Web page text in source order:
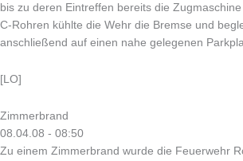
bis zu deren Eintreffen bereits die
C-Rohren kühlte die Wehr die Bremse und
anschließend auf einen nahe gelegenen
[LO]
Zimmerbrand
08.04.08 - 08:50
Zu einem Zimmerbrand wurde die Feuerwehr